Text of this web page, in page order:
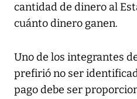
cantidad de dinero al
cuánto dinero ganen.
Uno de los integrantes
prefirió no ser
pago debe ser